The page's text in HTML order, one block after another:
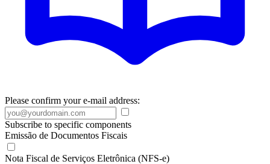
Please confirm your e-mail address:
Subscribe to specific components
Emissão de Documentos Fiscais
Nota Fiscal de Serviços Eletrônica (NFS-e)